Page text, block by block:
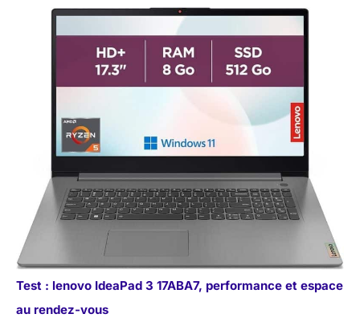
Test : lenovo IdeaPad 3 17ABA7, performance et espace
au rendez-vous